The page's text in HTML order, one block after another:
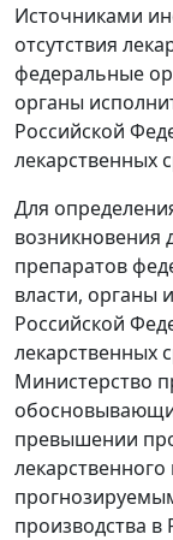
Источниками
отсутствия
федеральные
органы
Российской
лекарственных
Для
возникновения
препаратов
власти, органы
Российской
лекарственных
Министерство
превышении
производства